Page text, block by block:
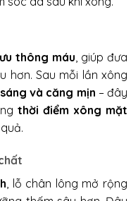
thông máu, giúp đưa
hơn. Sau mỗi lần xông
và căng mịn – đây
thời điểm xông mặt
, lỗ chân lông mở rộng